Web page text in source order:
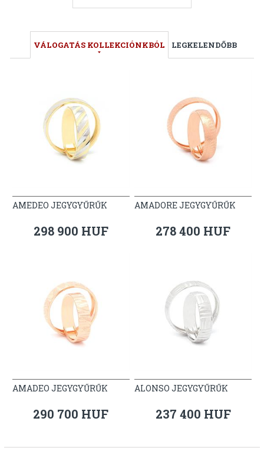
VÁLOGATÁS KOLLEKCIÓNKBÓL LEGKELENDŐBB
AMEDEO JEGYGYŰRŰK
298 900 HUF
AMADORE JEGYGYŰRŰK
278 400 HUF
AMADEO JEGYGYŰRŰK
290 700 HUF
ALONSO JEGYGYŰRŰK
237 400 HUF